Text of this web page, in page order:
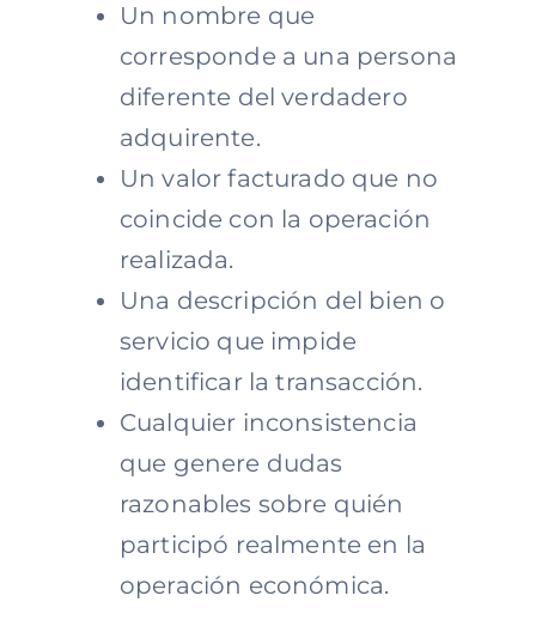
Un nombre que
corresponde a una persona
diferente del verdadero
adquirente.
Un valor facturado que no
coincide con la operación
realizada.
Una descripción del bien o
servicio que impide
identificar la transacción.
Cualquier inconsistencia
que genere dudas
razonables sobre quién
participó realmente en la
operación económica.